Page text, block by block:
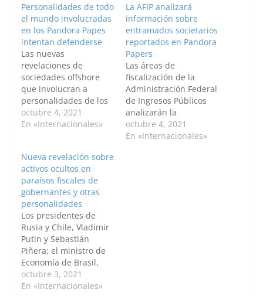
Personalidades de todo
el mundo involucradas
en los Pandora Papes
intentan defenderse
Las nuevas
revelaciones de
sociedades offshore
que involucran a
personalidades de los
más diversos ámbitos
de todo el mundo
Internacional de
Periodistas de
Investigación (ICIJ) en
los denominados
Pandora Papers
provocaron la reacción
defensiva de los
involucrados -entre
ellos del exprimer
ministro laborista
Tony…
octubre 4, 2021
En «Internacionales»
La AFIP analizará
información sobre
entramados societarios
reportados en Pandora
Papers
Las áreas de
fiscalización de la
Administración Federal
de Ingresos Públicos
analizarán la
información sobre los
entramados societarios
octubre 4, 2021
En «Internacionales»
Nueva revelación sobre
activos ocultos en
paraísos fiscales de
gobernantes y otras
personalidades
Los presidentes de
Rusia y Chile, Vladimir
Putin y Sebastián
Piñera; el ministro de
Economía de Brasil,
Paulo Guedes, y los
cantantes Julio Iglesias
octubre 3, 2021
En «Internacionales»